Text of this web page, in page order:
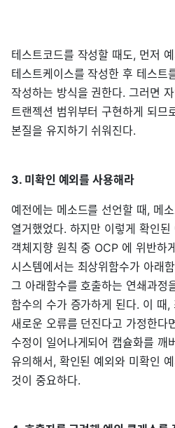
테스트코드를 작성할 때도, 먼저
테스트케이스를 작성한 후 테스트
작성하는 방식을 권한다. 그러면
트랜젝션 범위부터 구현하게 되므
본질을 유지하기 쉬워진다.
3. 미확인 예외를 사용해라
예전에는 메소드를 선언할 때, 메
열거했었다. 하지만 이렇게 확인
객체지향 원칙 중 OCP 에 위반하
시스템에서는 최상위함수가 아래
그 아래함수를 호출하는 연쇄과정
함수의 수가 증가하게 된다. 이 때,
새로운 오류를 던진다고 가정한다
수정이 일어나게되어 캡슐화를 깨
유의해서, 확인된 예외와 미확인
것이 중요하다.